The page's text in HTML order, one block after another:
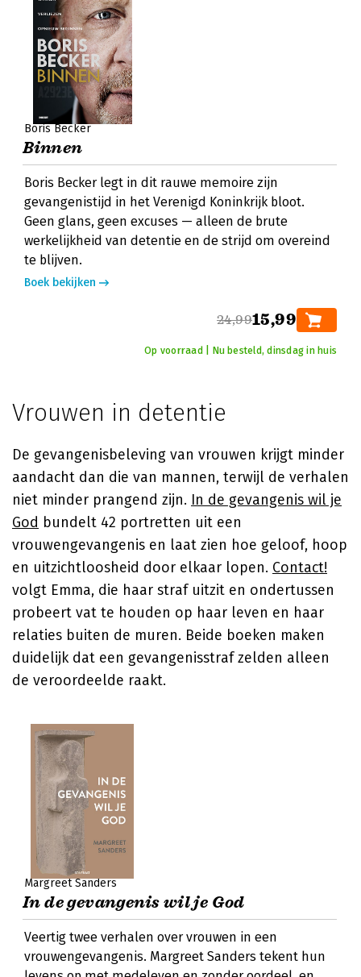
Boris Becker
Binnen
Boris Becker legt in dit rauwe memoire zijn
gevangenistijd in het Verenigd Koninkrijk bloot.
Geen glans, geen excuses — alleen de brute
werkelijkheid van detentie en de strijd om overeind
te blijven.
Boek bekijken
24,9915,99
Op voorraad | Nu besteld, dinsdag in huis
Vrouwen in detentie
De gevangenisbeleving van vrouwen krijgt minder
aandacht dan die van mannen, terwijl de verhalen
niet minder prangend zijn. In de gevangenis wil je
God bundelt 42 portretten uit een
vrouwengevangenis en laat zien hoe geloof, hoop
en uitzichtloosheid door elkaar lopen. Contact!
volgt Emma, die haar straf uitzit en ondertussen
probeert vat te houden op haar leven en haar
relaties buiten de muren. Beide boeken maken
duidelijk dat een gevangenisstraf zelden alleen
de veroordeelde raakt.
Margreet Sanders
In de gevangenis wil je God
Veertig twee verhalen over vrouwen in een
vrouwengevangenis. Margreet Sanders tekent hun